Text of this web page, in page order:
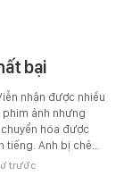
bại
nhận được nhiều
ảnh nhưng
hóa được
tiếng. Anh bị chê…
trước